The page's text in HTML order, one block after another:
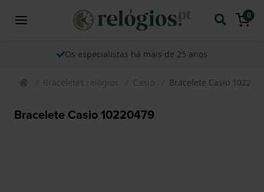
0
Os especialistas há mais de 25 anos
Braceletes relogios Casio Bracelete Casio
Bracelete Casio 10220479